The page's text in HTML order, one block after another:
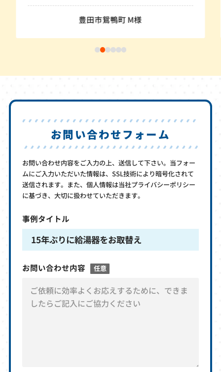
豊田市鴛鴨町 M様
お問い合わせフォーム
お問い合わせ内容をご入力の上、送信して下さい。当フォー
ムにご入力いただいた情報は、SSL技術により暗号化されて
送信されます。また、個人情報は当社プライバシーポリシー
に基づき、大切に扱わせていただきます。
事例タイトル
15年ぶりに給湯器をお取替え
お問い合わせ内容 任意